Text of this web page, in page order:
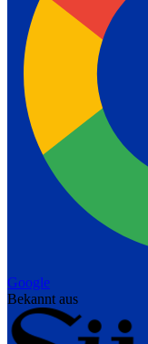
Google
Bekannt aus